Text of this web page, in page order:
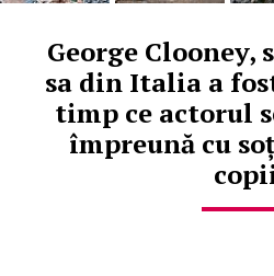
George
sa din Italia a
timp ce actorul
împreună cu